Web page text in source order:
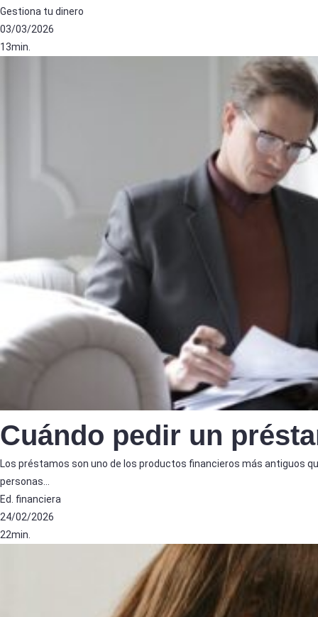
Gestiona tu dinero
03/03/2026
13min.
Cuándo pedir un
Los préstamos son uno de los productos financieros más antiguos
personas…
Ed. financiera
24/02/2026
22min.